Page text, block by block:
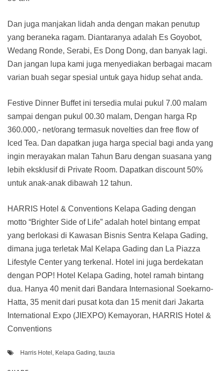
Dan juga manjakan lidah anda dengan makan penutup
yang beraneka ragam. Diantaranya adalah Es Goyobot,
Wedang Ronde, Serabi, Es Dong Dong, dan banyak lagi.
Dan jangan lupa kami juga menyediakan berbagai macam
varian buah segar spesial untuk gaya hidup sehat anda.
Festive Dinner Buffet ini tersedia mulai pukul 7.00 malam
sampai dengan pukul 00.30 malam, Dengan harga Rp
360.000,- net/orang termasuk novelties dan free flow of
Iced Tea. Dan dapatkan juga harga special bagi anda yang
ingin merayakan malan Tahun Baru dengan suasana yang
lebih eksklusif di Private Room. Dapatkan discount 50%
untuk anak-anak dibawah 12 tahun.
HARRIS Hotel & Conventions Kelapa Gading dengan
motto “Brighter Side of Life” adalah hotel bintang empat
yang berlokasi di Kawasan Bisnis Sentra Kelapa Gading,
dimana juga terletak Mal Kelapa Gading dan La Piazza
Lifestyle Center yang terkenal. Hotel ini juga berdekatan
dengan POP! Hotel Kelapa Gading, hotel ramah bintang
dua. Hanya 40 menit dari Bandara Internasional Soekarno-
Hatta, 35 menit dari pusat kota dan 15 menit dari Jakarta
International Expo (JIEXPO) Kemayoran, HARRIS Hotel &
Conventions
Harris Hotel , Kelapa Gading, tauzia